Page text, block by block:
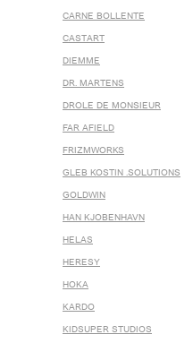
CARNE BOLLENTE
CASTART
DIEMME
DR. MARTENS
DROLE DE MONSIEUR
FAR AFIELD
FRIZMWORKS
GLEB KOSTIN .SOLUTIONS
GOLDWIN
HAN KJOBENHAVN
HELAS
HERESY
HOKA
KARDO
KIDSUPER STUDIOS